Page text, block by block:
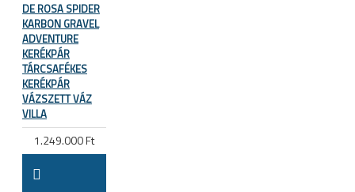
DE ROSA SPIDER
KARBON GRAVEL
ADVENTURE
KERÉKPÁR
TÁRCSAFÉKES
KERÉKPÁR
VÁZSZETT VÁZ
VILLA
1.249.000 Ft